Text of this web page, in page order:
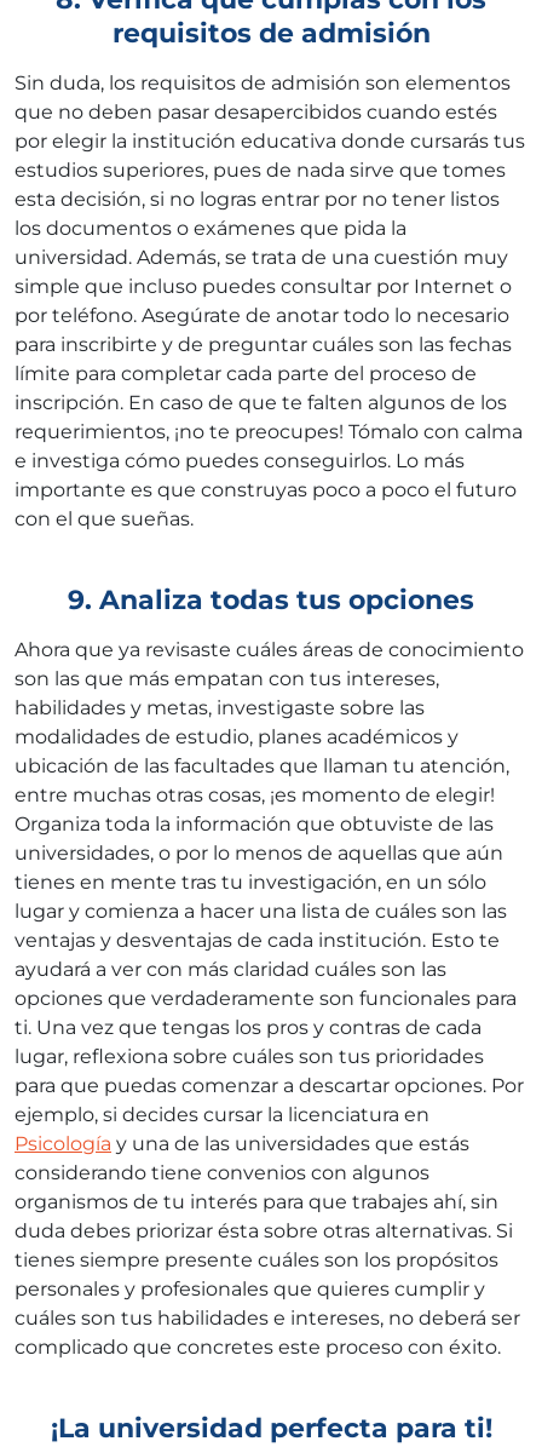
requisitos de admisión
Sin duda, los requisitos de admisión son elementos
que no deben pasar desapercibidos cuando estés
por elegir la institución educativa donde cursarás tus
estudios superiores, pues de nada sirve que tomes
esta decisión, si no logras entrar por no tener listos
los documentos o exámenes que pida la
universidad. Además, se trata de una cuestión muy
simple que incluso puedes consultar por Internet o
por teléfono. Asegúrate de anotar todo lo necesario
para inscribirte y de preguntar cuáles son las fechas
límite para completar cada parte del proceso de
inscripción. En caso de que te falten algunos de los
requerimientos, ¡no te preocupes! Tómalo con calma
e investiga cómo puedes conseguirlos. Lo más
importante es que construyas poco a poco el futuro
con el que sueñas.
9. Analiza todas tus opciones
Ahora que ya revisaste cuáles áreas de conocimiento
son las que más empatan con tus intereses,
habilidades y metas, investigaste sobre las
modalidades de estudio, planes académicos y
ubicación de las facultades que llaman tu atención,
entre muchas otras cosas, ¡es momento de elegir!
Organiza toda la información que obtuviste de las
universidades, o por lo menos de aquellas que aún
tienes en mente tras tu investigación, en un sólo
lugar y comienza a hacer una lista de cuáles son las
ventajas y desventajas de cada institución. Esto te
ayudará a ver con más claridad cuáles son las
opciones que verdaderamente son funcionales para
ti. Una vez que tengas los pros y contras de cada
lugar, reflexiona sobre cuáles son tus prioridades
para que puedas comenzar a descartar opciones. Por
ejemplo, si decides cursar la licenciatura en
Psicología y una de las universidades que estás
considerando tiene convenios con algunos
organismos de tu interés para que trabajes ahí, sin
duda debes priorizar ésta sobre otras alternativas. Si
tienes siempre presente cuáles son los propósitos
personales y profesionales que quieres cumplir y
cuáles son tus habilidades e intereses, no deberá ser
complicado que concretes este proceso con éxito.
¡La universidad perfecta para ti!